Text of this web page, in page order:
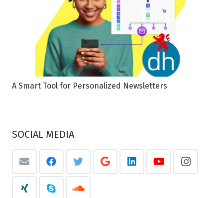
A Smart Tool for Personalized Newsletters
SOCIAL MEDIA